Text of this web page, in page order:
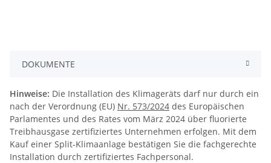
DOKUMENTE
Hinweise: Die Installation des Klimageräts darf nur durch ein
nach der Verordnung (EU) Nr. 573/2024 des Europäischen
Parlamentes und des Rates vom März 2024 über fluorierte
Treibhausgase zertifiziertes Unternehmen erfolgen. Mit dem
Kauf einer Split-Klimaanlage bestätigen Sie die fachgerechte
Installation durch zertifiziertes Fachpersonal.